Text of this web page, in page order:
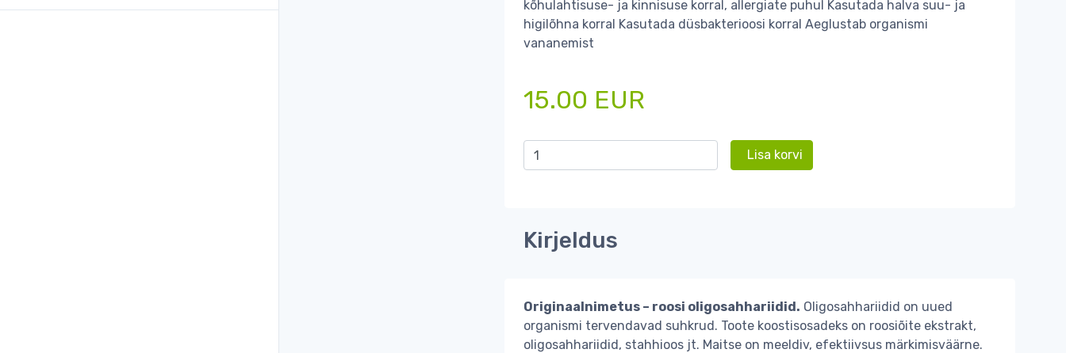
kõhulahtisuse- ja kinnisuse korral, allergiate puhul Kasutada halva suu- ja
higilõhna korral Kasutada düsbakterioosi korral Aeglustab organismi
vananemist
15.00 EUR
Lisa korvi
Kirjeldus
Originaalnimetus – roosi oligosahhariidid. Oligosahhariidid on uued
organismi tervendavad suhkrud. Toote koostisosadeks on roosiõite ekstrakt,
oligosahhariidid, stahhioos jt. Maitse on meeldiv, efektiivsus märkimisväärne.